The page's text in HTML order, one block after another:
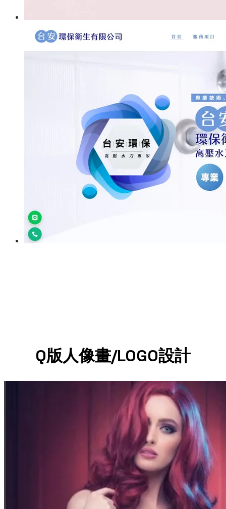
Q版人像畫/LOGO設計